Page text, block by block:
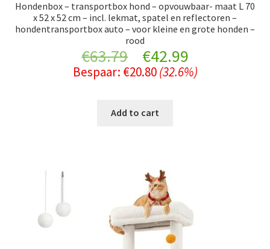
Hondenbox – transportbox hond – opvouwbaar- maat L 70
x 52 x 52 cm – incl. lekmat, spatel en reflectoren –
hondentransportbox auto – voor kleine en grote honden –
rood
€63.79
Original
price
was:
€42.99Current
price
Bespaar: €20.80 (32.6%)
Add to cart